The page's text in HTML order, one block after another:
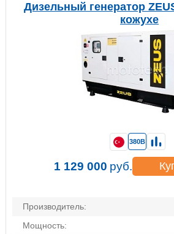
Дизельный генератор
кожухе
Производитель:
Мощность:
380В
1 129 000 руб.